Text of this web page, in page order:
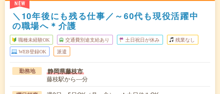
NEW
＼10年後にも残る仕事／～60代も現役活躍中
の職場へ＊介護
職種未経験OK 交通費別途支給あり 土日祝日が休み 残業なし
WEB登録OK 派遣
勤務地 静岡県藤枝市
藤枝駅から---分